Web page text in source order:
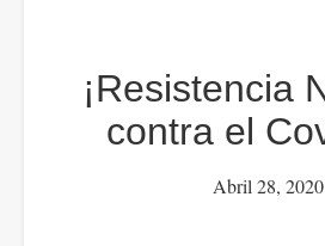
¡Resistencia
contra el
Abril 28, 2020